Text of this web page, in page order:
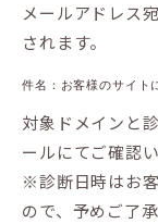
メールアドレス
されます。
件名：お客様のサイト
対象ドメインと
ールにてご確認
※診断日時はお
ので、予めご了